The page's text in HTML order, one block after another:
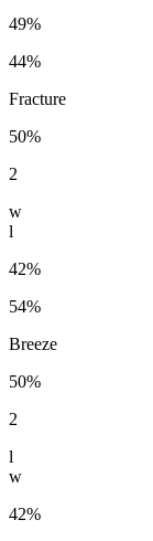
49%
44%
Fracture
50%
2
w
l
42%
54%
Breeze
50%
2
l
w
42%